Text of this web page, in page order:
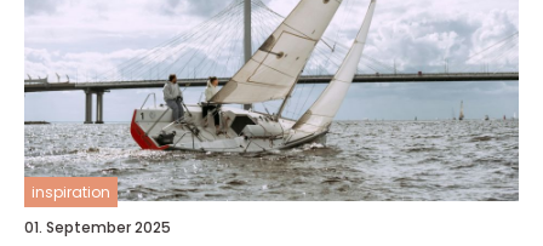
inspiration
01. September 2025